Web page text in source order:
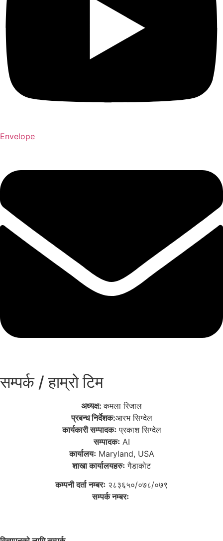
Envelope
सम्पर्क / हाम्रो टिम
अध्यक्ष:कमला रिजाल
प्रबन्ध निर्देशक:आरभ सिग्देल
कार्यकारी सम्पादकःप्रकाश सिग्देल
सम्पादकःAI
कार्यालयःMaryland, USA
शाखा कार्यालयहरुः गैडाकोट
कम्पनी दर्ता नम्बरः २८३६५०/०७८/०७९
सम्पर्क नम्बरः